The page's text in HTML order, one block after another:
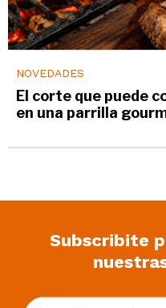
NOVEDADES
El corte que puede
en una parrilla
Subscribite